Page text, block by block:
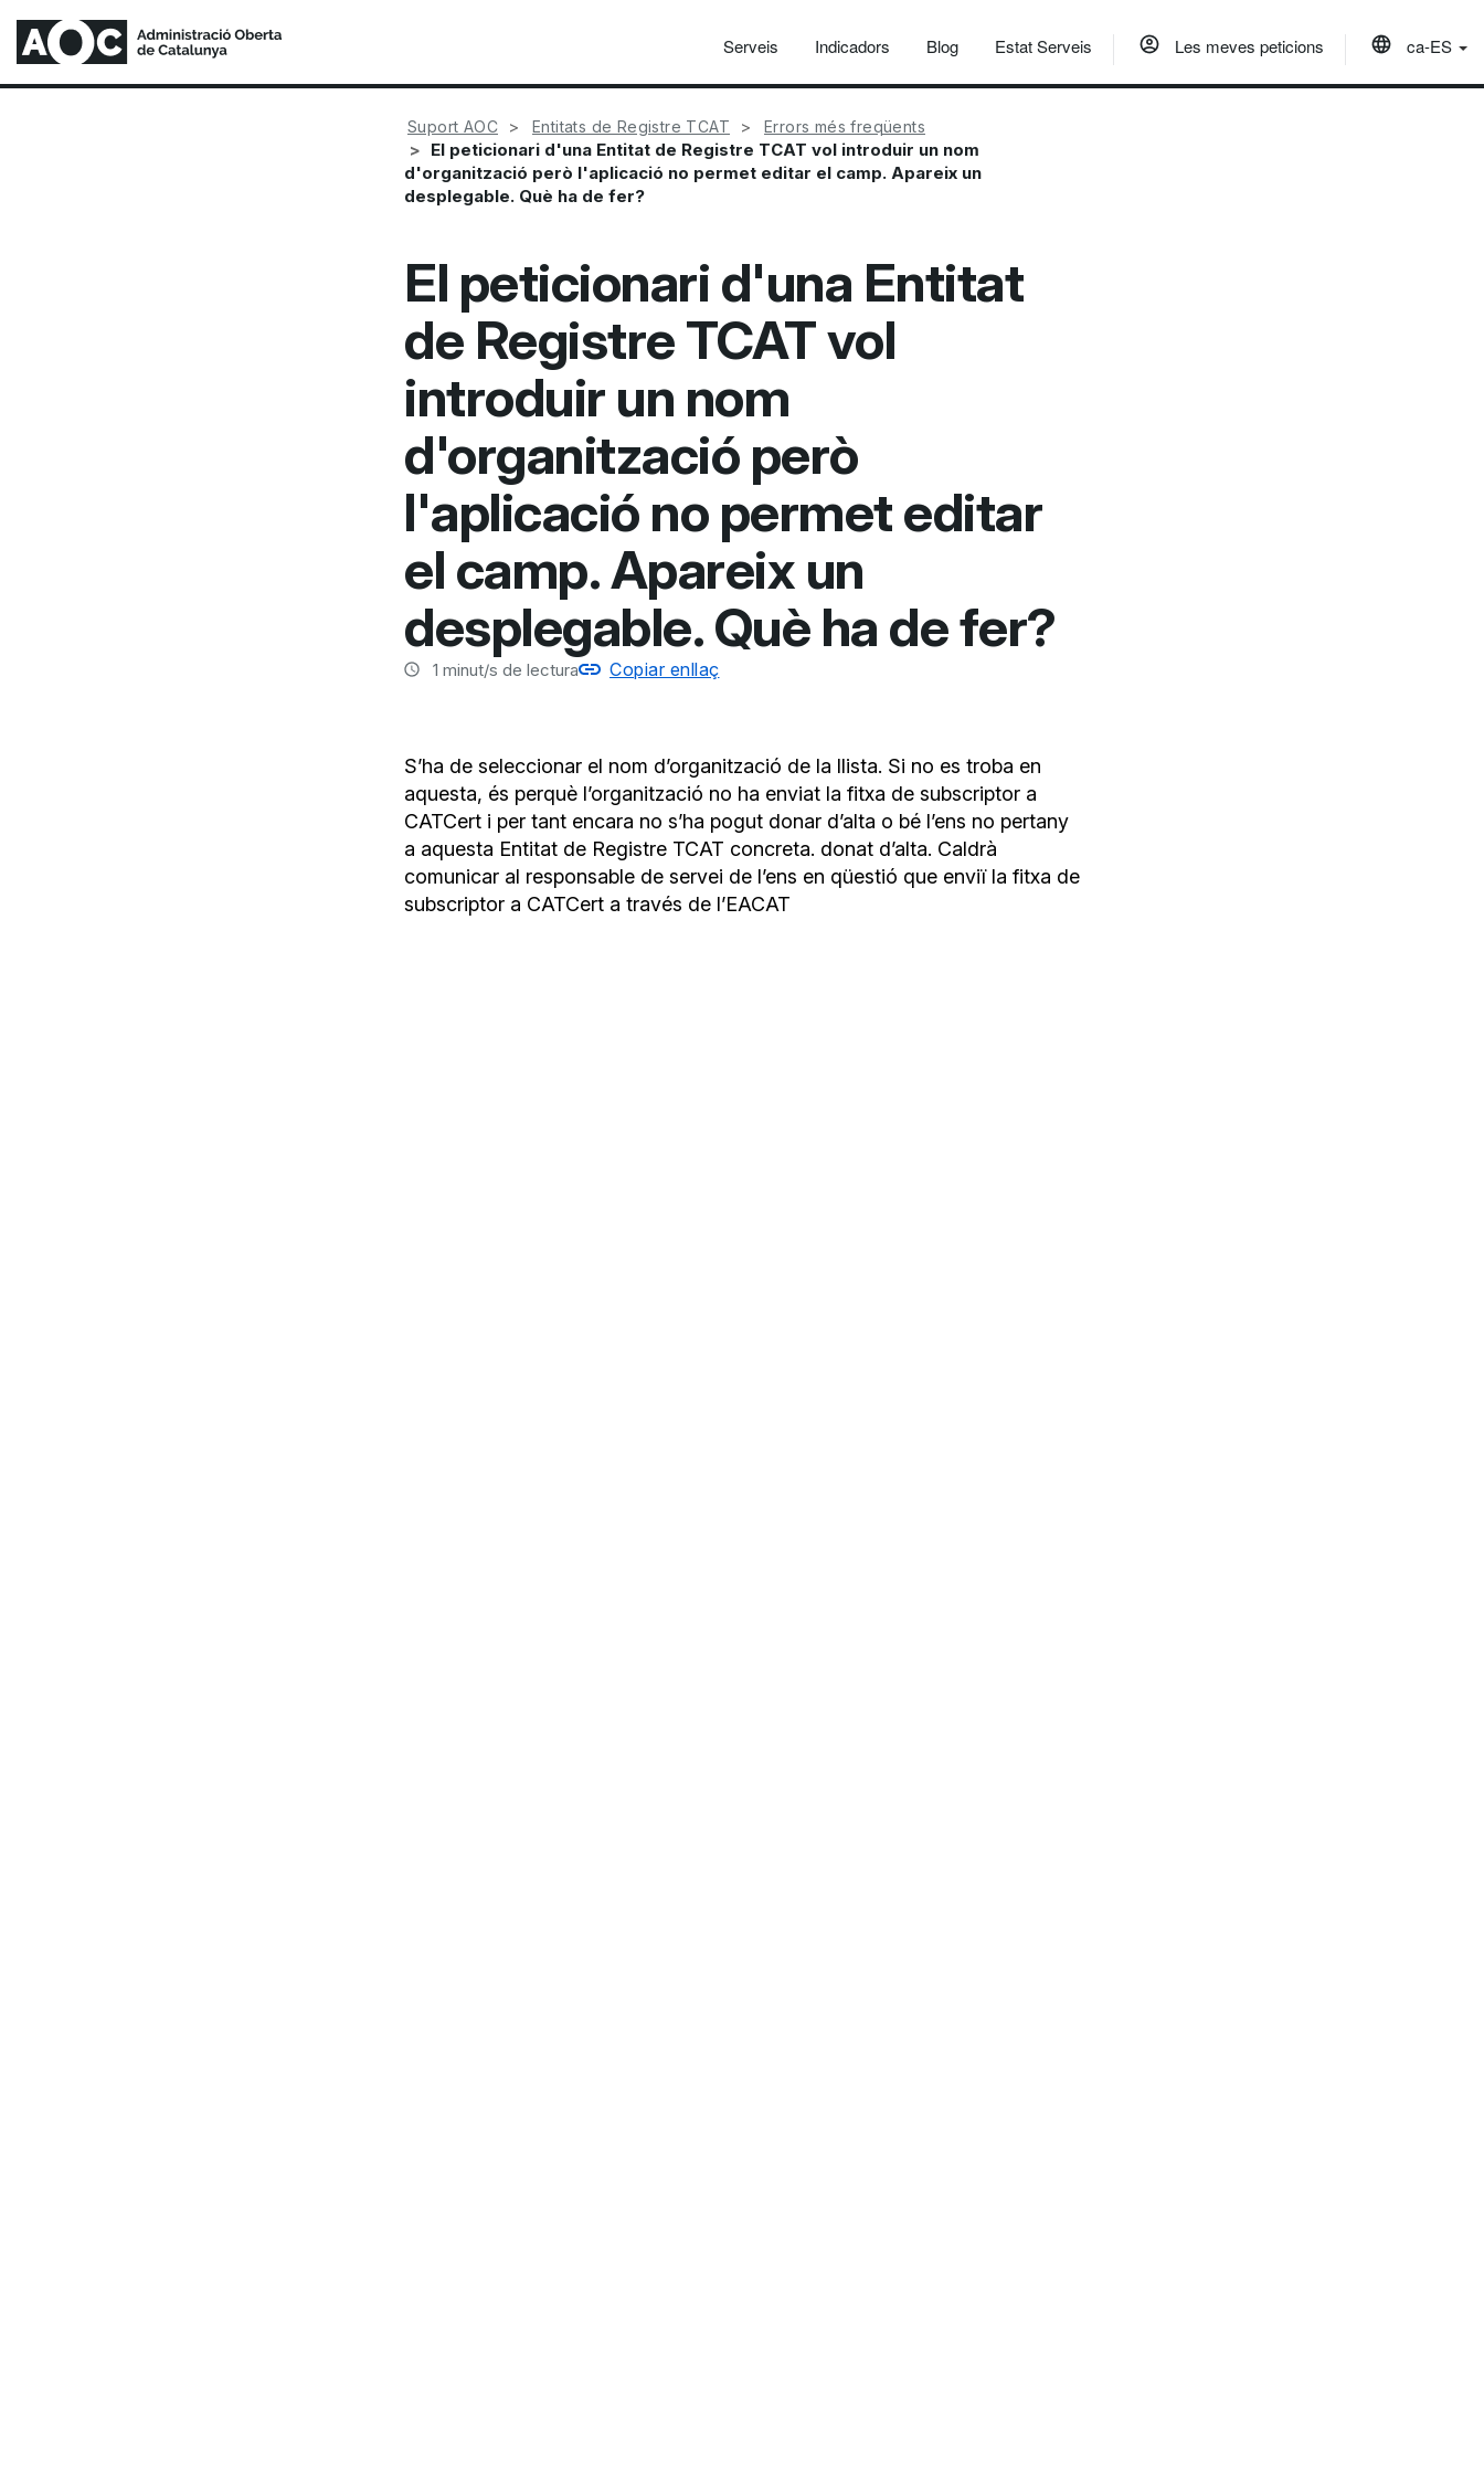
Serveis Indicadors Blog Estat Serveis Les meves peticions ca-ES
Suport AOC Entitats de Registre TCAT Errors més freqüents
El peticionari d'una Entitat de Registre TCAT vol introduir un nom
d'organització però l'aplicació no permet editar el camp. Apareix un
desplegable. Què ha de fer?
El peticionari d'una Entitat
de Registre TCAT vol
introduir un nom
d'organització però
l'aplicació no permet editar
el camp. Apareix un
desplegable. Què ha de fer?
1 minut/s de lectura Copiar enllaç
S’ha de seleccionar el nom d’organització de la llista. Si no es troba en
aquesta, és perquè l’organització no ha enviat la fitxa de subscriptor a
CATCert i per tant encara no s’ha pogut donar d’alta o bé l’ens no pertany
a aquesta Entitat de Registre TCAT concreta. donat d’alta. Caldrà
comunicar al responsable de servei de l’ens en qüestió que enviï la fitxa de
subscriptor a CATCert a través de l’EACAT